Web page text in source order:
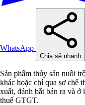
WhatsApp
Chia sẻ nhanh
Sản phẩm thủy sản nuôi
khác hoặc chỉ qua sơ chế
xuất, đánh bắt bán ra và
thuế GTGT.